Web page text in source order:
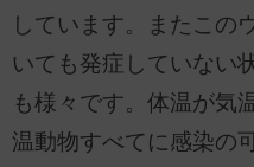
しています。またこの
いても発症していない
も様々です。体温が気
温動物すべてに感染の